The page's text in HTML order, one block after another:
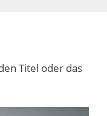
Titel oder das